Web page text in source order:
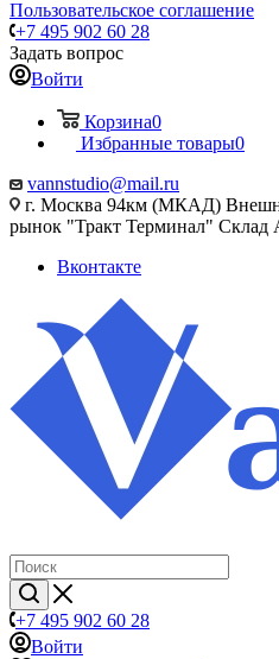
Пользовательское соглашение
+7 495 902 60 28
Задать вопрос
Войти
Корзина0
Избранные товары0
vannstudio@mail.ru
г. Москва 94км (МКАД)
рынок "Тракт Терминал" Склад
Вконтакте
+7 495 902 60 28
Войти